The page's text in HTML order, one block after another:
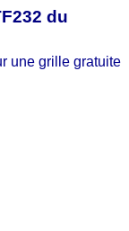
du
une grille gratuite